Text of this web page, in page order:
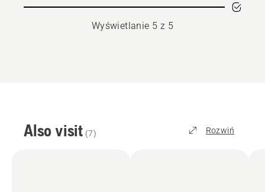
Wyświetlanie 5 z 5
Also visit (7) Rozwiń